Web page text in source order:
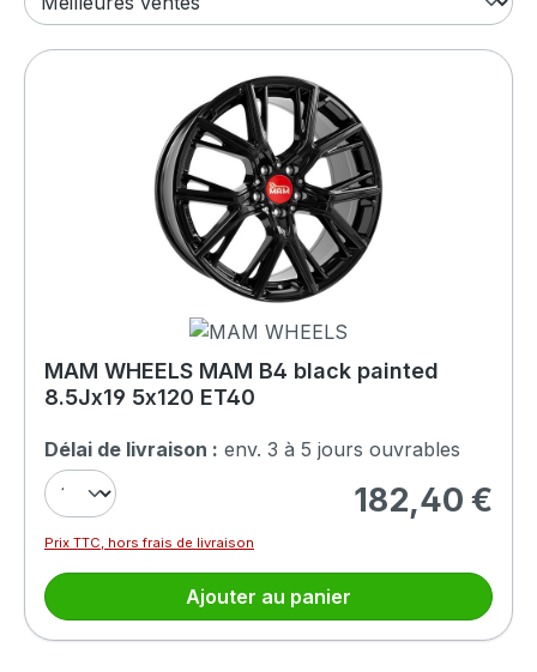
MAM WHEELS MAM B4 black painted
8.5Jx19 5x120 ET40
Délai de livraison : env. 3 à 5 jours ouvrables
Prix régulier :
182,40 €
Prix TTC, hors frais de livraison
Ajouter au panier